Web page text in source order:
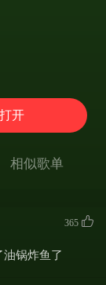
打开
相似歌单
365
锅炸鱼了